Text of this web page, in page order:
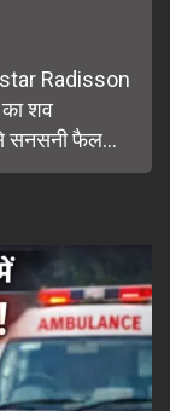
Radisson
शव
सनसनी फैल...